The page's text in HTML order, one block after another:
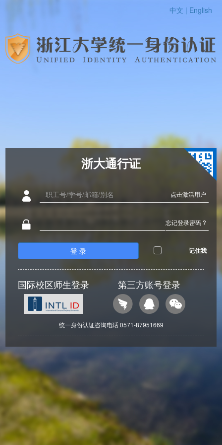
中文 | English
浙大通行证
点击激活用户
忘记登录密码 ?
登 录 记住我
国际校区师生登录 第三方账号登录
统一身份认证咨询电话 0571-87951669